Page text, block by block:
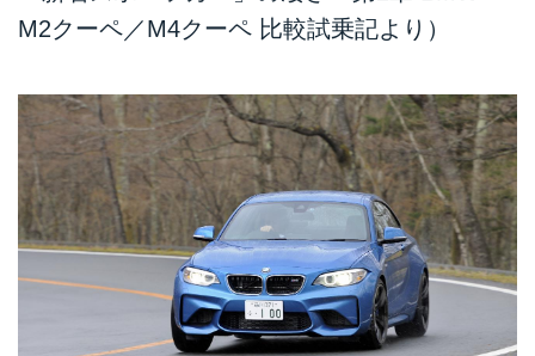
M2クーペ／M4クーペ 比較試乗記より）